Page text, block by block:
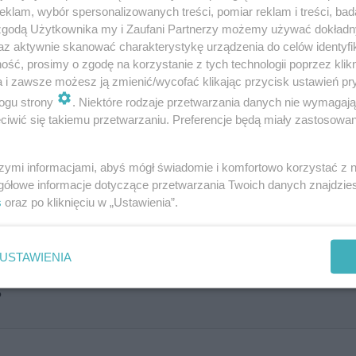
doszło 18 kwietnia 2019 r. po południu na
kołobrzeskim (woj. zachodniopomorskie).
znalazło się pod kołami pojazdu. Do wypadku
się do przyjęcia komunijnego starszego syna
rodziców dzieci. Wszystkie uroczystości zostały
wybór spersonalizowanych treści, pomiar reklam i treści,
Użytkownika my i Zaufani Partnerzy możemy używać
aktywnie skanować charakterystykę urządzenia do celów
prosimy o zgodę na korzystanie z tych technologii poprzez
i zawsze możesz ją zmienić/wycofać klikając przycisk ustawień
strony
. Niektóre rodzaje przetwarzania danych nie
się takiemu przetwarzaniu. Preferencje będą miały
informacjami, abyś mógł świadomie i komfortowo korzystać z
informacje dotyczące przetwarzania Twoich danych
oraz po kliknięciu w „Ustawienia”.
USTAWIENIA